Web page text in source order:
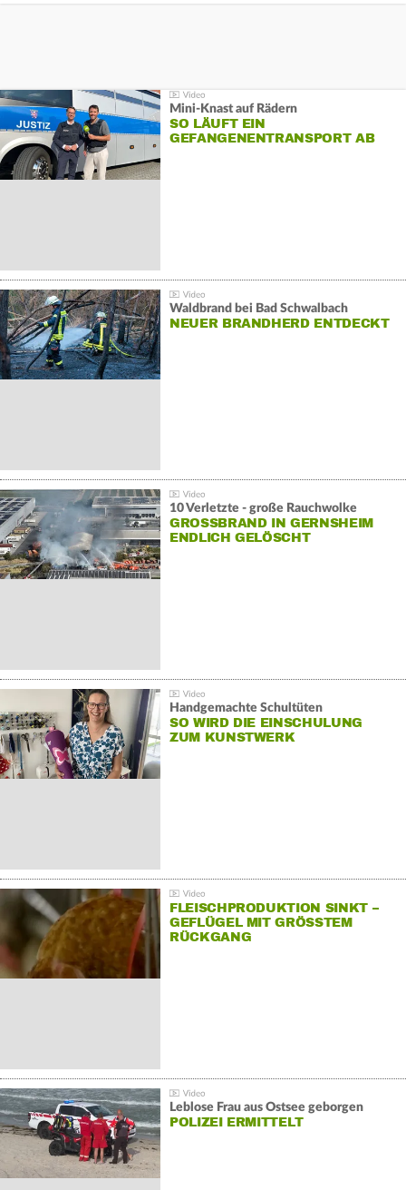
Mini-Knast auf Rädern
SO LÄUFT EIN
GEFANGENENTRANSPORT AB
Waldbrand bei Bad Schwalbach
NEUER BRANDHERD ENTDECKT
10 Verletzte - große Rauchwolke
GROSSBRAND IN GERNSHEIM E
NDLICH GELÖSCHT
Handgemachte Schultüten
SO WIRD DIE EINSCHULUNG
ZUM KUNSTWERK
FLEISCHPRODUKTION SINKT –
GEFLÜGEL MIT GRÖSSTEM R
ÜCKGANG
Leblose Frau aus Ostsee geborgen
POLIZEI ERMITTELT